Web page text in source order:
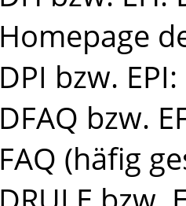
Homepage
DPI bzw.
DFAQ bzw.
FAQ (häfig